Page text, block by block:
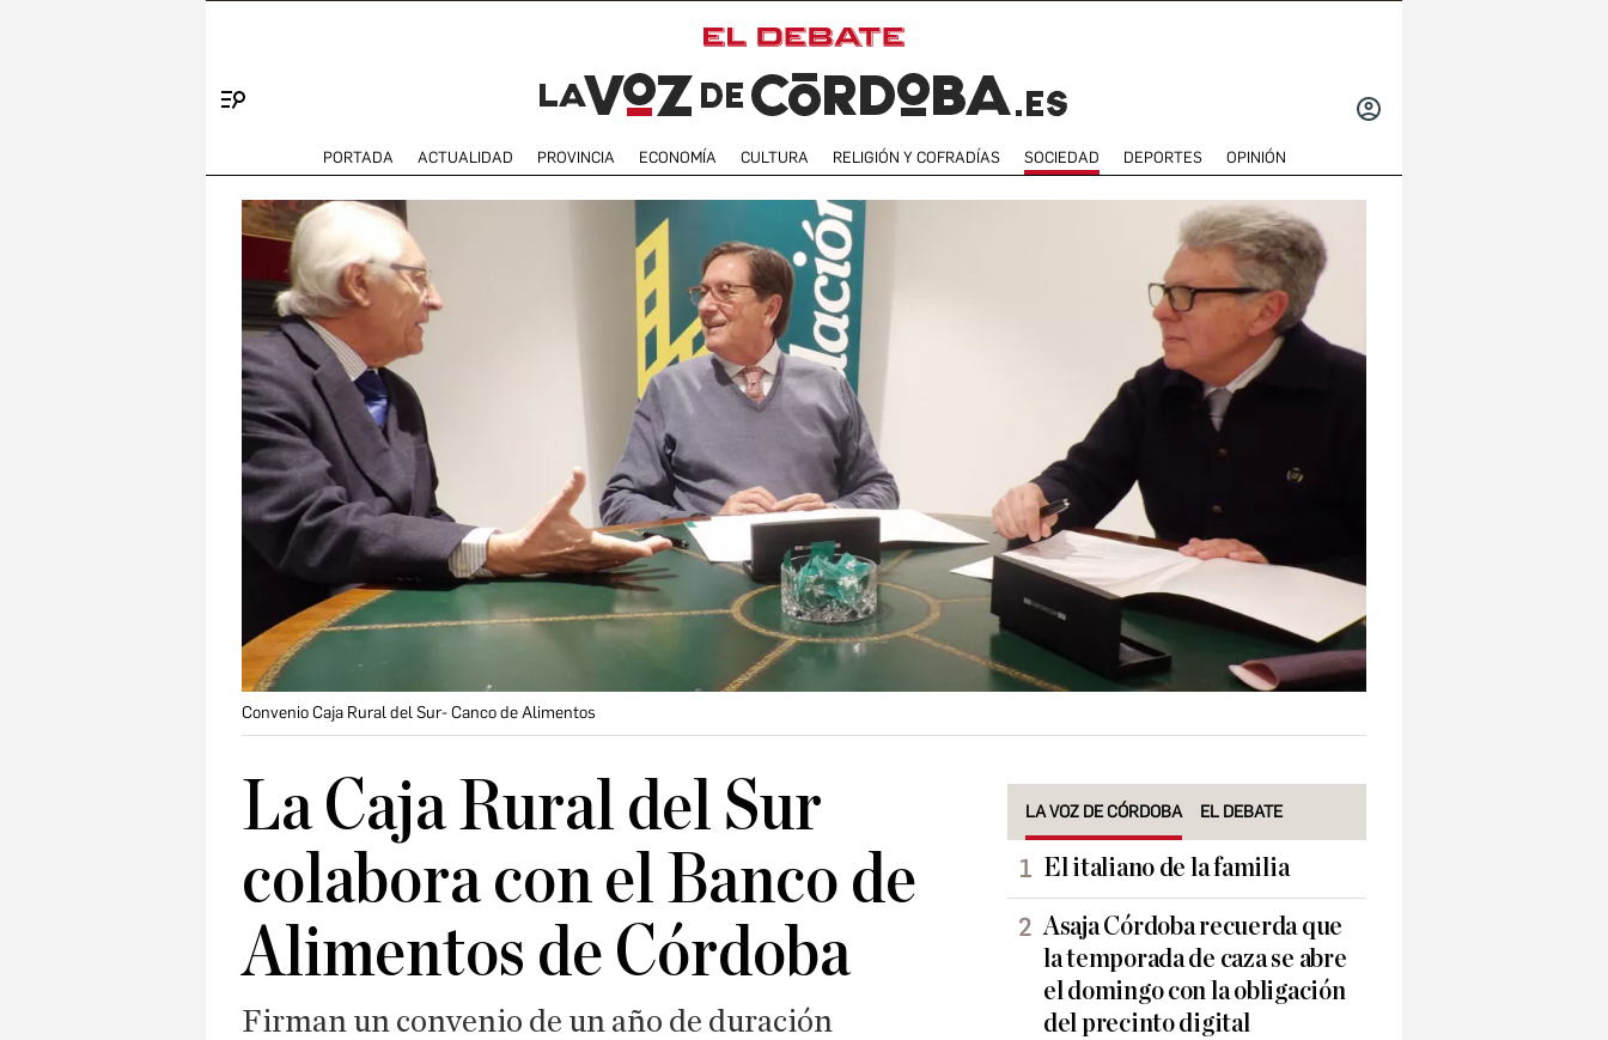
PORTADA ACTUALIDAD PROVINCIA ECONOMÍA CULTURA RELIGIÓN Y COFRADÍAS SOCIEDAD DEPORTES OPINIÓN
Convenio Caja Rural del Sur- Canco de Alimentos
La Caja Rural del Sur
colabora con el Banco de
Alimentos de Córdoba
Firman un convenio de un año de duración
LA VOZ DE CÓRDOBA EL DEBATE
El italiano de la familia
Asaja Córdoba recuerda que
la temporada de caza se abre
el domingo con la obligación
del precinto digital